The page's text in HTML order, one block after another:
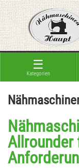
☰
Kategorien
Allrounder